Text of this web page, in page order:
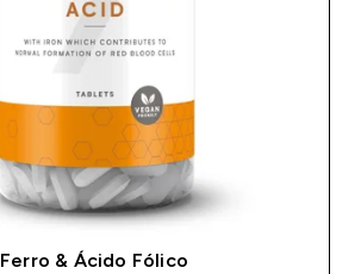
Ferro & Ácido Fólico